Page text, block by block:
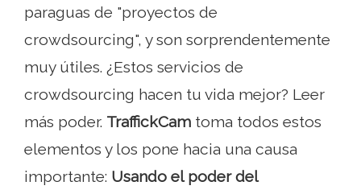
paraguas de "proyectos de
crowdsourcing", y son sorprendentemente
muy útiles. ¿Estos servicios de
crowdsourcing hacen tu vida mejor? Leer
más poder. TraffickCam toma todos estos
elementos y los pone hacia una causa
importante: Usando el poder del